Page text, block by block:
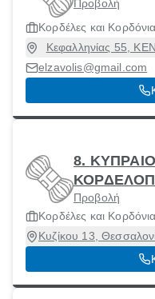
Προβολή
Κορδέλες και Κορδόνια
Κεφαλληνίας 55,
elzavolis@gmail.com
8.
Προβολή
Κορδέλες και Κορδόνια
Κυζίκου 13,